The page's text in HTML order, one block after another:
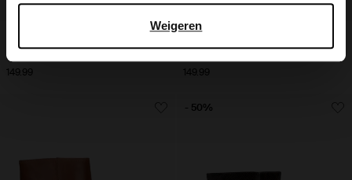
Weigeren
149.99 149.99
- 50%